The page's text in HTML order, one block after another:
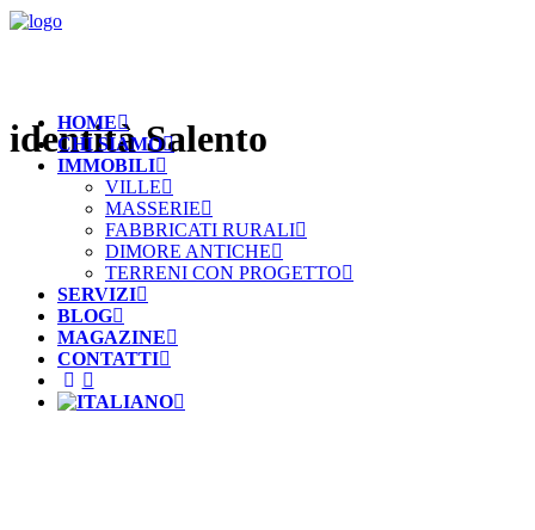
HOME
CHI SIAMO
IMMOBILI
VILLE
MASSERIE
FABBRICATI RURALI
DIMORE ANTICHE
TERRENI CON PROGETTO
SERVIZI
BLOG
MAGAZINE
CONTATTI
identità Salento